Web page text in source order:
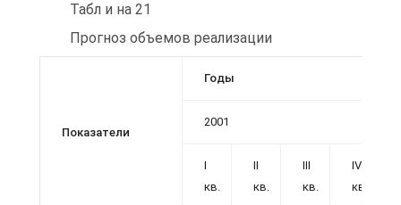
Табл и на 21
Прогноз объемов реализации
Показатели
Годы
2001
I
кв.
II
кв.
III
кв.
IV
кв.